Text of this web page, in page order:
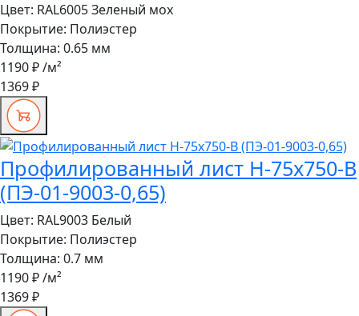
Цвет: RAL6005 Зеленый мох
Покрытие: Полиэстер
Толщина: 0.65 мм
1190 ₽/м²
1369 ₽
Профилированный лист Н-75x750-B
(ПЭ-01-9003-0,65)
Цвет: RAL9003 Белый
Покрытие: Полиэстер
Толщина: 0.7 мм
1190 ₽/м²
1369 ₽